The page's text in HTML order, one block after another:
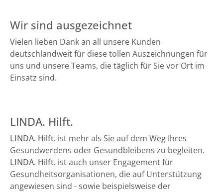
Wir sind ausgezeichnet
Vielen lieben Dank an all unsere Kunden
deutschlandweit für diese tollen Auszeichnungen für
uns und unsere Teams, die täglich für Sie vor Ort im
Einsatz sind.
LINDA. Hilft.
LINDA. Hilft. ist mehr als Sie auf dem Weg Ihres
Gesundwerdens oder Gesundbleibens zu begleiten.
LINDA. Hilft. ist auch unser Engagement für
Gesundheitsorganisationen, die auf Unterstützung
angewiesen sind - sowie beispielsweise der